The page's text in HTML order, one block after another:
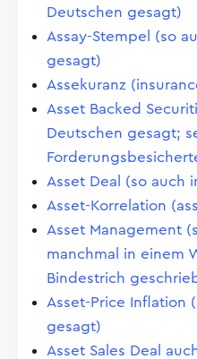
Deutschen gesagt)
Assay-Stempel (so
gesagt)
Assekuranz
Asset Backed
Deutschen gesagt;
Asset Deal (so auch
Asset-Korrelation
Asset Management
manchmal in einem
Bindestrich
Asset-Price Inflation
gesagt)
Asset Sales Deal